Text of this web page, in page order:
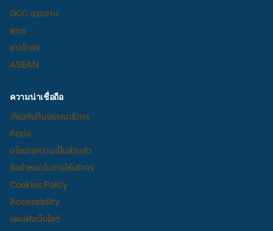
GCC แรงงาน
พุทธ
ชาวไทยฯ
ASEAN
ความน่าเชื่อถือ
เกี่ยวกับทีมบรรณาธิการ
ติดต่อ
นโยบายความเป็นส่วนตัว
ข้อกำหนดในการให้บริการ
Cookies Policy
Accessibility
แผนผังเว็บไซต์